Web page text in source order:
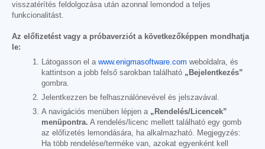
visszatérítés feldolgozása után azonnal lemondod a teljes
funkcionalitást.
Az előfizetést vagy a próbaverziót a következőképpen mondhatja
le:
Látogasson el a www.enigmasoftware.com weboldalra, és
kattintson a jobb felső sarokban található „Bejelentkezés”
gombra.
Jelentkezzen be felhasználónevével és jelszavával.
A navigációs menüben lépjen a „Rendelés/Licencek”
menüpontra. A rendelés/licenc mellett található egy gomb
az előfizetés lemondására, ha alkalmazható. Megjegyzés:
Ha több rendelése/terméke van, azokat egyenként kell